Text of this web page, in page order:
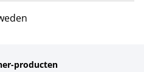
producten